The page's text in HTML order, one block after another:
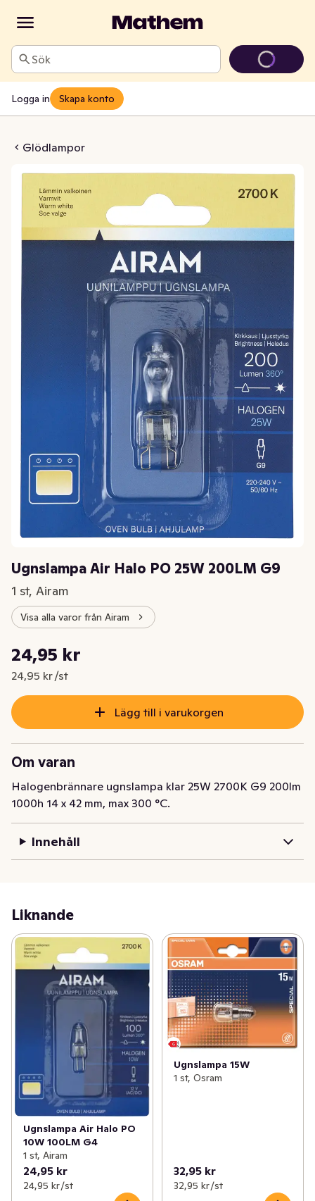
Sök
Logga in Skapa konto
Glödlampor
PO 25W 200LM G9
Ugnslampa Air Halo PO 25W 200LM G9
1 st, Airam
Visa alla varor från Airam
Nuvarande pris är: 24,95 kr
24,95 kr
24,95 kr /st
Styckpris: 24,95 kr /st
Lägg till i varukorgen
Om varan
Halogenbrännare ugnslampa klar 25W 2700K G9 200lm
1000h 14 x 42 mm, max 300 °C.
Innehåll
Liknande
Ugnslampa Air Halo PO
10W 100LM G4
1 st, Airam
24,95 kr
24,95 kr /st
Ugnslampa 15W
1 st, Osram
32,95 kr
32,95 kr /st